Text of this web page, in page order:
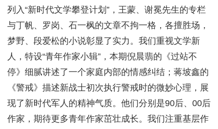
列入“新时代文学攀登计划”，王蒙、谢冕先生的专栏
与丁帆、罗岗、石一枫的文章不拘一格，各擅胜场，
梦野、段爱松的小说彰显了实力。我们重视文学新
人，特设“青年作家小辑”，本期倪晨翡的《过站不
停》细腻讲述了一个家庭内部的情感纠结；蒋坡鑫的
《警戒》描述新战士初次执行警戒时的微妙心理，展
现了新时代军人的精神气质。他们分别是90后、00后
作家，期待更多青年作家茁壮成长。我们注重基层作